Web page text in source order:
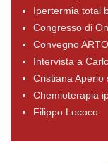
Ipertermia total
Congresso di
Convegno
Intervista a
Cristiana Aperio
Chemioterapia
Filippo Lococo